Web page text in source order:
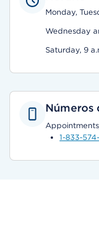
Monday,
Wednesday
Saturday, 9
Números
1-833-